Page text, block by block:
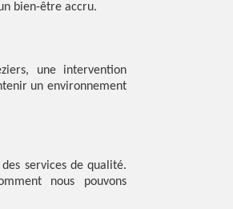
bien-être accru.
une intervention
un environnement
services de qualité.
nous pouvons